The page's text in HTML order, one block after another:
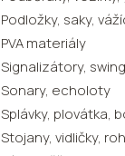
Podložky, saky,
PVA materiály
Signalizátory,
Sonary, echoloty
Splávky, plovátka,
Stojany, vidličky,